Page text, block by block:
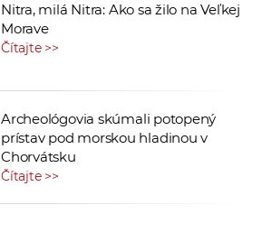
Nitra, milá Nitra: Ako sa žilo na Veľkej
Morave
Čítajte >>
Archeológovia skúmali potopený
prístav pod morskou hladinou v
Chorvátsku
Čítajte >>